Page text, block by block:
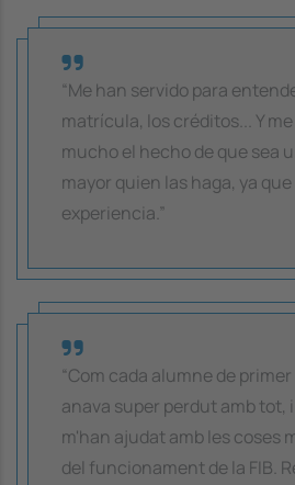
“Me han servido para
matrícula, los créditos... Y
mucho el hecho de que sea
mayor quien las haga, ya
experiencia.”
“Com cada alumne de
anava super perdut amb tot,
m'han ajudat amb les coses
del funcionament de la FIB.